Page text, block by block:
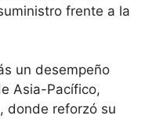
frente a la
un desempeño
Asia-Pacífico,
, donde reforzó su